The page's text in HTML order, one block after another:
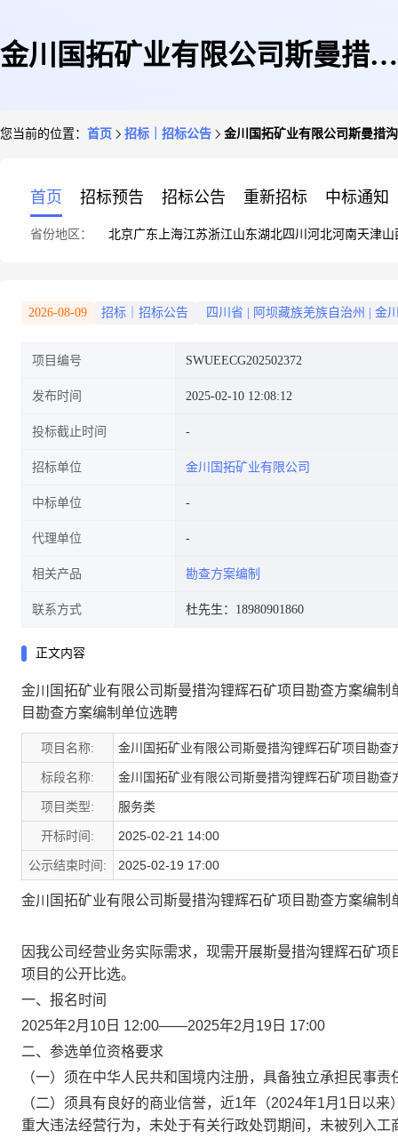
金川国拓矿业有限公司斯曼措沟
限公司斯曼措沟锂辉石矿项目勘
查方案编制单位选聘
您当前的位置： 首页 招标｜招标公告 金川国拓矿业有限公司斯曼措
首页 招标预告 招标公告 重新招标 中标通知
省份地区： 北京广东 上海江苏浙江山东湖北四川 河北河南天津山
2026-08-09 招标｜招标公告 四川省 阿坝藏族羌族自治州 金
项目编号 SWUEECG202502372
发布时间 2025-02-10 12:08:12
投标截止时间
招标单位 金川国拓矿业有限公司
中标单位
代理单位
相关产品 勘查方案编制
联系方式 杜先生：18980901860
正文内容
金川国拓矿业有限公司斯曼措沟锂辉石矿项目勘查方案编
目勘查方案编制单位选聘
项目名称: 金川国拓矿业有限公司斯曼措沟锂辉石矿项目勘查
标段名称: 金川国拓矿业有限公司斯曼措沟锂辉石矿项目勘查
项目类型: 服务类
开标时间: 2025-02-21 14:00
公示结束时间: 2025-02-19 17:00
金川国拓矿业有限公司斯曼措沟锂辉石矿项目勘查方案编制
因我公司经营业务实际需求，现需开展斯曼措沟锂辉石矿
项目的公开比选。
一、报名时间
2025年2月 10 日 12:00——2025年2月 19 日 17:00
二、参选单位资格要求
（一） 须在中华人民共和国境内注册， 具备独立承担民事责
（二） 须具有良好的商业信誉，近1年 （2024年1月 1 日以来
重大违法经营行为，未处于有关行政处罚期间，未被列入